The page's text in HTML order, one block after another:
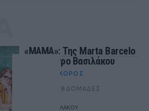
«ΜΑΜΑ»: Της Marta Barcelo
στο Θέατρο Βασιλάκου
ΘΈΑΤΡΟ+ΧΟΡΌΣ
ΠΡΙΝ 352 ΕΒΔΟΜΆΔΕΣ
ΘΕΑΤΡΟ ΒΑΣΙΛΑΚΟΥ